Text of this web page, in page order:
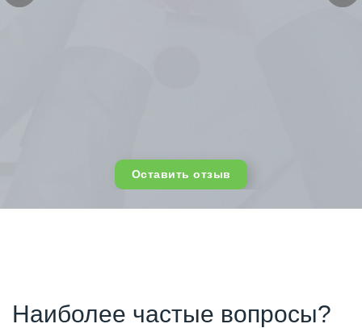
Оставить отзыв
Наиболее частые вопросы?